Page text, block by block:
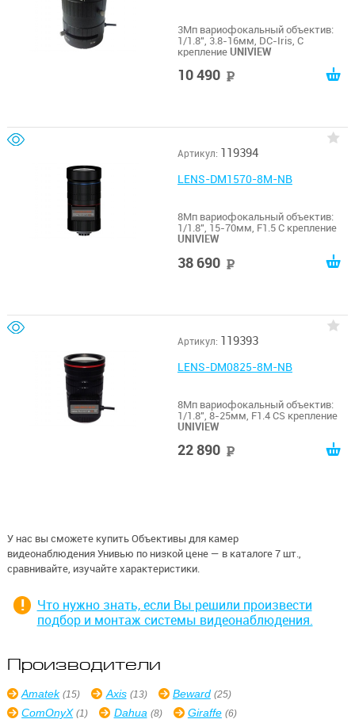
3Мп вариофокальный объектив:
1/1.8", 3.8-16мм, DC-Iris, C
креплениеUNIVIEW
10 490
Артикул: 119394
LENS-DM1570-8M-NB
8Мп вариофокальный объектив:
1/1.8", 15-70мм, F1.5 C крепление
UNIVIEW
38 690
Артикул: 119393
LENS-DM0825-8M-NB
8Мп вариофокальный объектив:
1/1.8", 8-25мм, F1.4 CS крепление
UNIVIEW
22 890
У нас вы сможете купить Объективы для камер
видеонаблюдения Унивью по низкой цене — в каталоге 7 шт.,
сравнивайте, изучайте характеристики.
Что нужно знать, если Вы решили произвести
подбор и монтаж системы видеонаблюдения.
Производители
Amatek (15) Axis (13) Beward (25)
ComOnyX (1) Dahua (8) Giraffe (6)